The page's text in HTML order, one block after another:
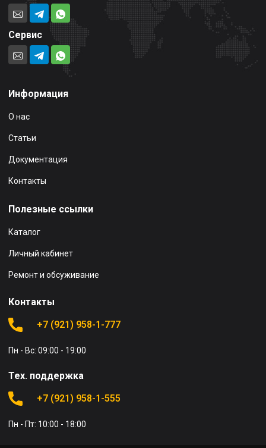
Сервис
Информация
О нас
Статьи
Документация
Контакты
Полезные ссылки
Каталог
Личный кабинет
Ремонт и обсуживание
Контакты
+7 (921) 958-1-777
Пн - Вс: 09:00 - 19:00
Тех. поддержка
+7 (921) 958-1-555
Пн - Пт: 10:00 - 18:00